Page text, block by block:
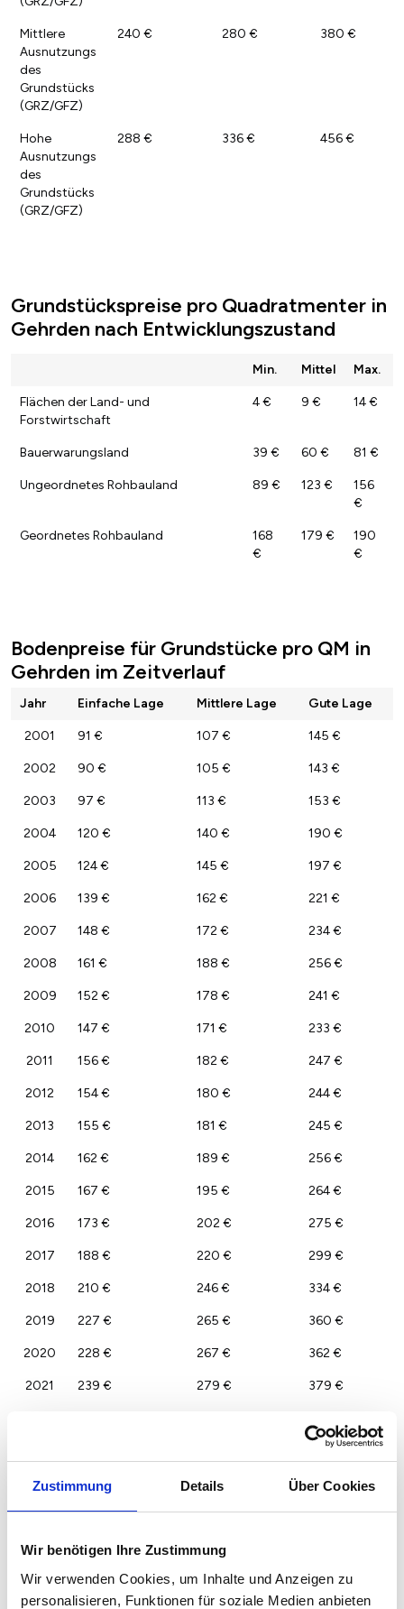
Zustimmung Details Über Cookies
Wir benötigen Ihre Zustimmung
Wir verwenden Cookies, um Inhalte und Anzeigen zu
personalisieren, Funktionen für soziale Medien anbieten
Mittlere
Ausnutzungs
des
Grundstücks
(GRZ/GFZ)
240 € 280 € 380 €
Hohe
Ausnutzungs
des
Grundstücks
(GRZ/GFZ)
288 € 336 € 456 €
Grundstückspreise pro Quadratmenter in
Gehrden nach Entwicklungszustand
Min. Mittel Max.
Flächen der Land- und
Forstwirtschaft
4 € 9 € 14 €
Bauerwarungsland 39 € 60 € 81 €
Ungeordnetes Rohbauland 89 € 123 €
156
€
Geordnetes Rohbauland
168
€
179 €
190
€
Bodenpreise für Grundstücke pro QM in
Gehrden im Zeitverlauf
Jahr Einfache Lage Mittlere Lage Gute Lage
2001 91 € 107 € 145 €
2002 90 € 105 € 143 €
2003 97 € 113 € 153 €
2004 120 € 140 € 190 €
2005 124 € 145 € 197 €
2006 139 € 162 € 221 €
2007 148 € 172 € 234 €
2008 161 € 188 € 256 €
2009 152 € 178 € 241 €
2010 147 € 171 € 233 €
2011 156 € 182 € 247 €
2012 154 € 180 € 244 €
2013 155 € 181 € 245 €
2014 162 € 189 € 256 €
2015 167 € 195 € 264 €
2016 173 € 202 € 275 €
2017 188 € 220 € 299 €
2018 210 € 246 € 334 €
2019 227 € 265 € 360 €
2020 228 € 267 € 362 €
2021 239 € 279 € 379 €
380 €